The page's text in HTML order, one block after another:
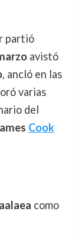
partió
avistó
, ancló en las
varias
del
Cook
como